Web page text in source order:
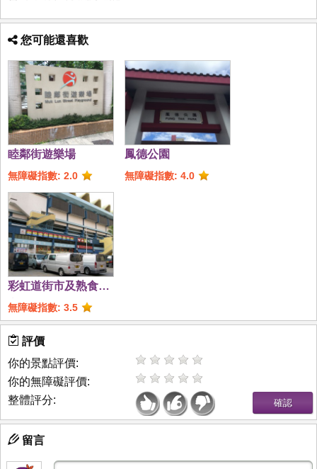
您可能還喜歡
睦鄰街遊樂場
無障礙指數: 2.0
鳳德公園
無障礙指數: 4.0
彩虹道街市及熟食中
心
無障礙指數: 3.5
評價
你的景點評價:
你的無障礙評價:
整體評分:
留言